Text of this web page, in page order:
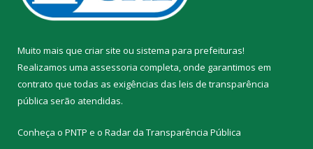
Muito mais que criar site ou sistema para prefeituras!
Realizamos uma assessoria completa, onde garantimos em
contrato que todas as exigências das leis de transparência
pública serão atendidas.
Conheça o PNTP e o Radar da Transparência Pública